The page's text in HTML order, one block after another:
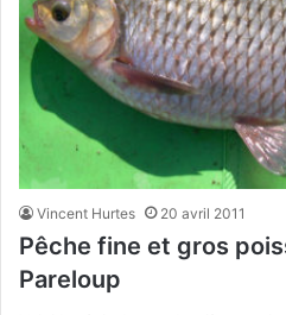
Vincent Hurtes 20 avril 2011
Pêche fine et gros
Pareloup